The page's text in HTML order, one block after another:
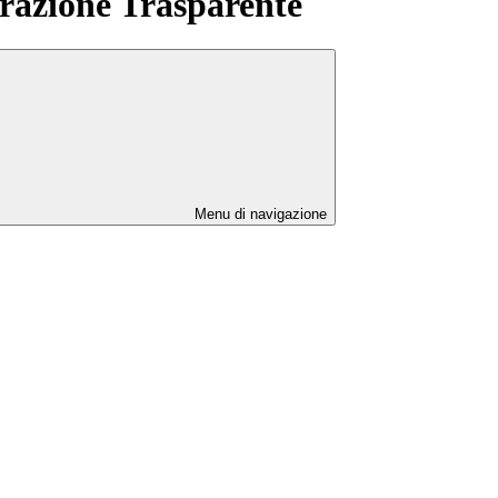
Menu di navigazione